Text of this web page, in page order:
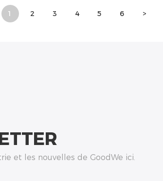
1 2 3 4 5 6 >
et les nouvelles de GoodWe ici.